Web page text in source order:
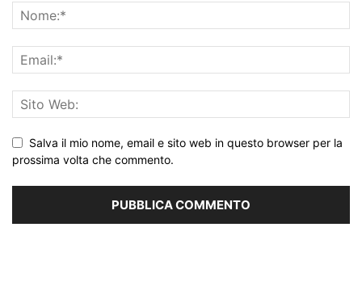
Salva il mio nome, email e sito web in questo browser per la
prossima volta che commento.